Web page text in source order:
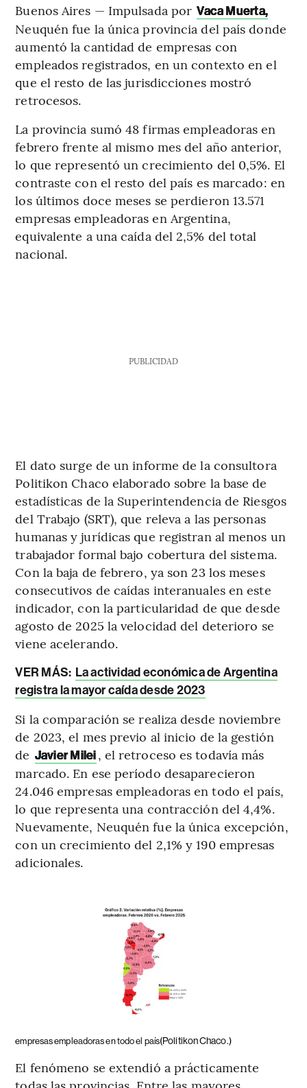
Buenos Aires — Impulsada por Vaca Muerta,
Neuquén fue la única provincia del país donde
aumentó la cantidad de empresas con
empleados registrados, en un contexto en el
que el resto de las jurisdicciones mostró
retrocesos.
La provincia sumó 48 firmas empleadoras en
febrero frente al mismo mes del año anterior,
lo que representó un crecimiento del 0,5%. El
contraste con el resto del país es marcado: en
los últimos doce meses se perdieron 13.571
empresas empleadoras en Argentina,
equivalente a una caída del 2,5% del total
nacional.
PUBLICIDAD
El dato surge de un informe de la consultora
Politikon Chaco elaborado sobre la base de
estadísticas de la Superintendencia de Riesgos
del Trabajo (SRT), que releva a las personas
humanas y jurídicas que registran al menos un
trabajador formal bajo cobertura del sistema.
Con la baja de febrero, ya son 23 los meses
consecutivos de caídas interanuales en este
indicador, con la particularidad de que desde
agosto de 2025 la velocidad del deterioro se
viene acelerando.
VER MÁS: La actividad económica de Argentina
registra la mayor caída desde 2023
Si la comparación se realiza desde noviembre
de 2023, el mes previo al inicio de la gestión
de Javier Milei, el retroceso es todavía más
marcado. En ese período desaparecieron
24.046 empresas empleadoras en todo el país,
lo que representa una contracción del 4,4%.
Nuevamente, Neuquén fue la única excepción,
con un crecimiento del 2,1% y 190 empresas
adicionales.
empresas empleadoras en todo el país(Politikon Chaco.)
El fenómeno se extendió a prácticamente